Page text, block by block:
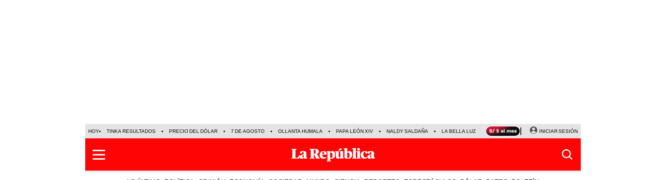
HOY TINKA RESULTADOS PRECIO DEL DÓLAR 7 DE AGOSTO OLLANTA HUMALA PAPA LEÓN XIV NALDY SALDAÑA LA BELLA LUZ MAGALY MEDINA SINUANO RESULTADOS HOY
INICIAR SESIÓN